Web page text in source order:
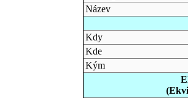
Název
Kdy
Kde
Kým